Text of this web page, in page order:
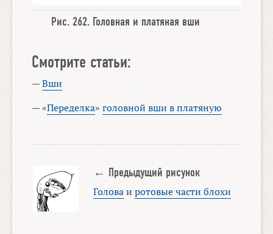
Рис. 262. Головная и платяная вши
Смотрите статьи:
—Вши
— «Переделка»головной вши в платяную
← Предыдущий рисунок
Головаи ротовые части блохи